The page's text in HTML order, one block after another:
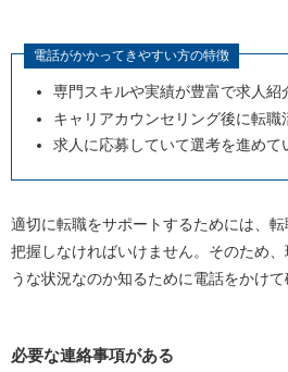
電話がかかってきやすい方の特徴
専門スキルや実績が豊富で求人紹
キャリアカウンセリング後に転
求人に応募していて選考を進めて
適切に転職をサポートするためには、
把握しなければいけません。そのため
うな状況なのか知るために電話をかけて
必要な連絡事項がある